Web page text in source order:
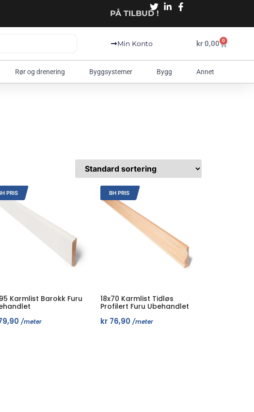
PÅ TILBUD !
Min Konto kr0,00 0
Rør og drenering Byggsystemer Bygg Annet
PRIS
Karmlist Barokk Furu
/meter
BH PRIS
18x70 Karmlist Tidløs
Profilert Furu Ubehandlet
kr76,90 /meter